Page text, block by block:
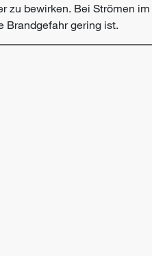
zu bewirken. Bei Strömen im
Brandgefahr gering ist.